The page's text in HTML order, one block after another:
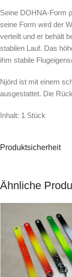
Seine DOHNA-Form
seine Form wird der
verteilt und er behält
stabilen Lauf. Das
ihm stabile
Njörd ist mit einem
ausgestattet. Die
Inhalt: 1 Stück
Produktsicherheit
Ähnliche